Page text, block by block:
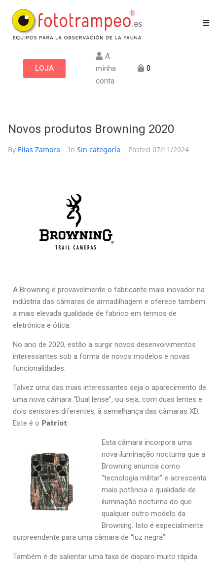
LOJA
A
minha
conta
0
Novos produtos Browning 2020
By Elías Zamora In Sin categoría Posted 07/11/2024
A Browning é provavelmente o fabricante mais inovador na
indústria das câmaras de armadilhagem e oferece também
a mais elevada qualidade de fabrico em termos de
eletrónica e ótica.
No ano de 2020, estão a surgir novos desenvolvimentos
interessantes sob a forma de novos modelos e novas
funcionalidades.
Talvez uma das mais interessantes seja o aparecimento de
uma nova câmara “Dual lense”, ou seja, com duas lentes e
dois sensores diferentes, à semelhança das câmaras XD.
Este é o Patriot.
Esta câmara incorpora uma
nova iluminação nocturna que a
Browning anuncia como
“tecnologia militar” e acrescenta
mais potência e qualidade de
iluminação nocturna do que
qualquer outro modelo da
Browning. Isto é especialmente
surpreendente para uma câmara de “luz negra”.
Também é de salientar uma taxa de disparo muito rápida